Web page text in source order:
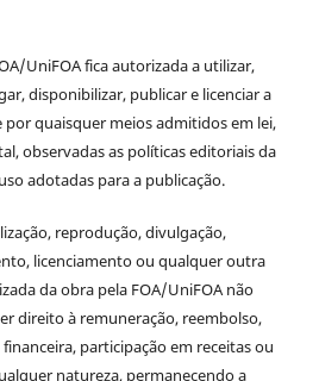
UniFOA fica autorizada a utilizar,
disponibilizar, publicar e licenciar a
quaisquer meios admitidos em lei,
observadas as políticas editoriais da
adotadas para a publicação.
reprodução, divulgação,
licenciamento ou qualquer outra
da obra pela FOA/UniFOA não
direito à remuneração, reembolso,
participação em receitas ou
natureza, permanecendo a